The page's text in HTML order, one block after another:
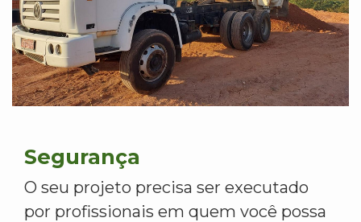
Segurança
O seu projeto precisa ser executado
por profissionais em quem você possa